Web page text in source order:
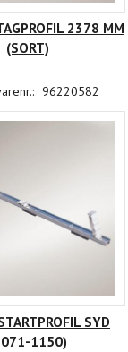
2378 MM
(SORT)
96220582
SYD
1150)